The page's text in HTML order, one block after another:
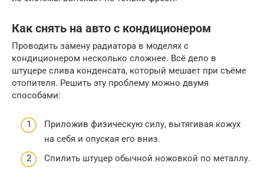
Как снять на авто с кондиционером
Проводить замену радиатора в моделях с
кондиционером несколько сложнее. Всё дело в
штуцере слива конденсата, который мешает при съёме
отопителя. Решить эту проблему можно двумя
способами:
Приложив физическую силу, вытягивая кожух
на себя и опуская его вниз.
Спилить штуцер обычной ножовкой по металлу.